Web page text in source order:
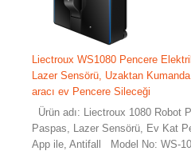
Liectroux WS1080 Pencere
Lazer Sensörü, Uzaktan
aracı ev Pencere Sileceği
Ürün adı: Liectroux 1080 Robot
Paspas, Lazer Sensörü, Ev Kat
App ile, Antifall Model No: WS-